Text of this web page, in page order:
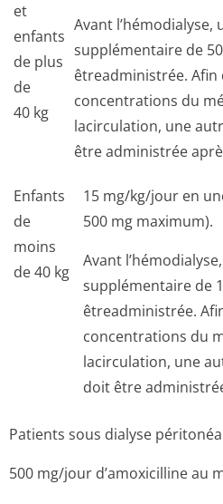
et
enfants
de plus
de
40 kg
Avant l’hémodialyse,
supplémentaire de
êtreadministrée. Afin
concentrations du
lacirculation, une
être administrée
Enfants
de
moins
de 40 kg
15 mg/kg/jour en
500 mg maximum).
Avant
supplémentaire de
êtreadministrée.
concentrations du
lacirculation, une
doit être
Patients sous dialyse
500 mg/jour d’amoxicilline au